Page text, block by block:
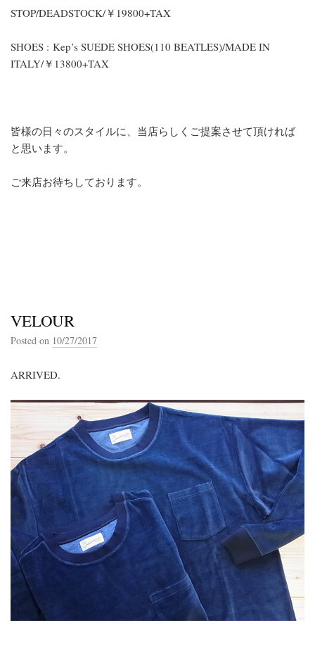
STOP/DEADSTOCK/￥19800+TAX
SHOES : Kep’s SUEDE SHOES(110 BEATLES)/MADE IN
ITALY/￥13800+TAX
皆様の日々のスタイルに、当店らしくご提案させて頂ければ
と思います。
ご来店お待ちしております。
VELOUR
Posted on 10/27/2017
ARRIVED.